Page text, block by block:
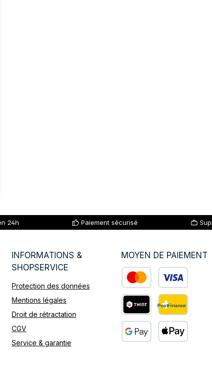
24h Paiement sécurisé
INFORMATIONS &
SHOPSERVICE
Protection des données
Mentions légales
Droit de rétractation
CGV
Service & garantie
MOYEN DE PAIEMENT
Custom image 1
Custom image 2